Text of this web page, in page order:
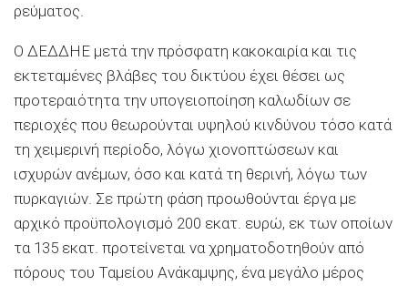
ρεύματος.
Ο ΔΕΔΔΗΕ μετά την πρόσφατη κακοκαιρία και τις
εκτεταμένες βλάβες του δικτύου έχει θέσει ως
προτεραιότητα την υπογειοποίηση καλωδίων σε
περιοχές που θεωρούνται υψηλού κινδύνου τόσο κατά
τη χειμερινή περίοδο, λόγω χιονοπτώσεων και
ισχυρών ανέμων, όσο και κατά τη θερινή, λόγω των
πυρκαγιών. Σε πρώτη φάση προωθούνται έργα με
αρχικό προϋπολογισμό 200 εκατ. ευρώ, εκ των οποίων
τα 135 εκατ. προτείνεται να χρηματοδοτηθούν από
πόρους του Ταμείου Ανάκαμψης, ένα μεγάλο μέρος